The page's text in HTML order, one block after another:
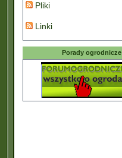
Pliki
Linki
Porady ogrodnicze